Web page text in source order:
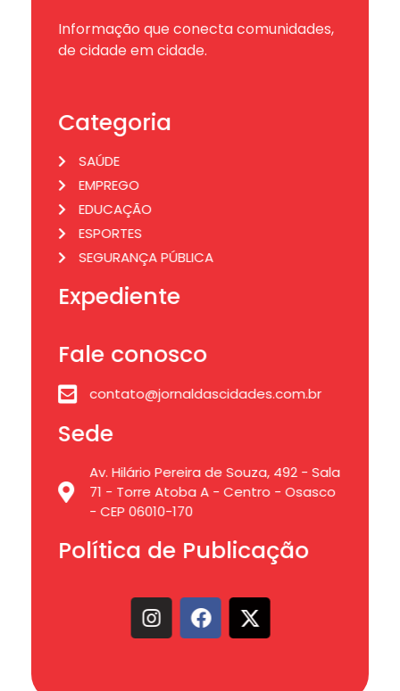
Informação que conecta comunidades,
de cidade em cidade.
Categoria
SAÚDE
EMPREGO
EDUCAÇÃO
ESPORTES
SEGURANÇA PÚBLICA
Expediente
Fale conosco
contato@jornaldascidades.com.br
Sede
Av. Hilário Pereira de Souza, 492 - Sala
71 - Torre Atoba A - Centro - Osasco
- CEP 06010-170
Política de Publicação